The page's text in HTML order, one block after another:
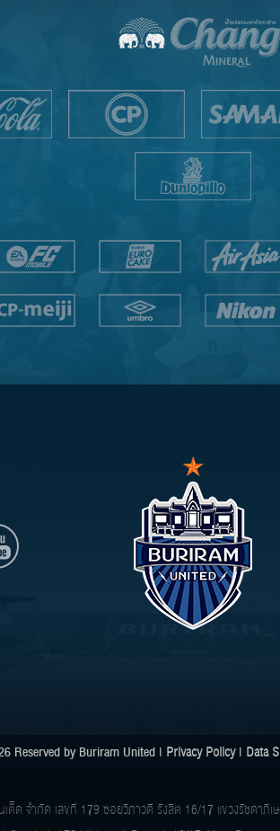
Reserved by Buriram United | Privacy Policy| Data
ต็ด จำกัด เลขที่ 179 ซอยวิภาวดี รังสิต 16/17 แขวงรัชดาภิ